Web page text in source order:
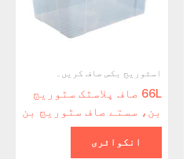
اسٹوریج بکس صاف کریں۔
66L صاف پلاسٹک سٹوریج
بن، سستے صاف سٹوریج بن
انکوائری